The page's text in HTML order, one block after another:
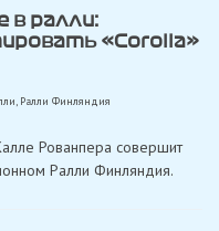
в ралли:
«Corolla»
, Ралли Финляндия
Рованпера совершит
Ралли Финляндия.